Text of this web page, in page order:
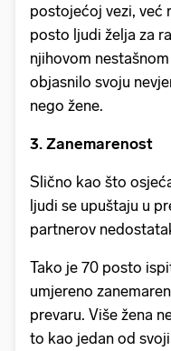
postojećoj vezi, već
posto ljudi želja za
njihovom
objasnilo svoju
nego žene.
3. Zanemarenost
Slično kao što
ljudi se upuštaju u
partnerov
Tako je 70 posto
umjereno
prevaru. Više žena
to kao jedan od